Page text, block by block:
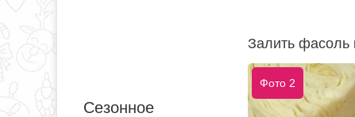
Сезонное
Залить фасоль
Фото 2